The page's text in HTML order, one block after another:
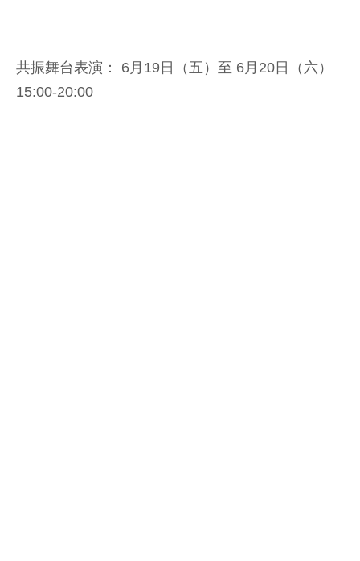
共振舞台表演： 6月19日（五）至 6月20日（六）
15:00-20:00